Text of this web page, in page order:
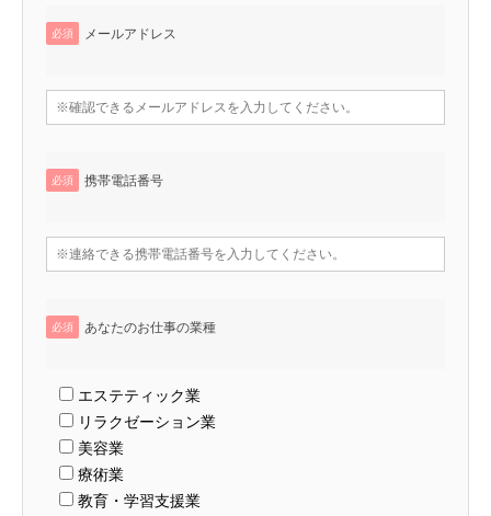
必須 メールアドレス
必須 携帯電話番号
必須 あなたのお仕事の業種
エステティック業
リラクゼーション業
美容業
療術業
教育・学習支援業